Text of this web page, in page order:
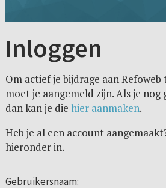
Inloggen
Om actief je bijdrage aan
moet je aangemeld zijn. Als je nog
dan kan je die hier aanmaken.
Heb je al een account
hieronder in.
Gebruikersnaam: